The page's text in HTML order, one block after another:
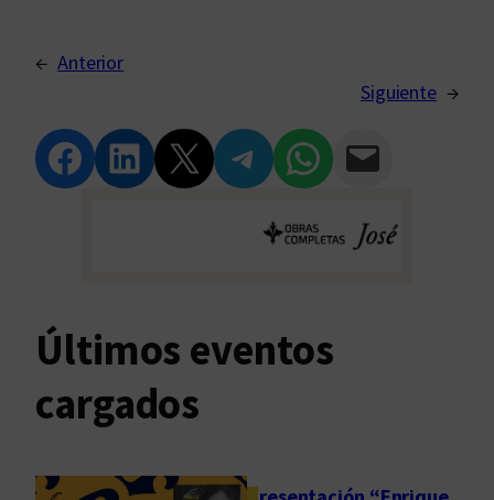
← Anterior
Siguiente →
Compartir en Facebook Compartir en LinkedIn Compartir en Twitter Compartir en Telegram Compartir en WhatsApp Compartir vía Email
Últimos eventos
cargados